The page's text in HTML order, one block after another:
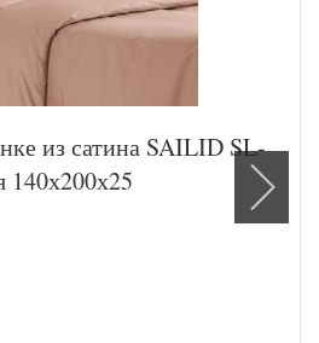
из сатина SAILID SL-
140х200х25